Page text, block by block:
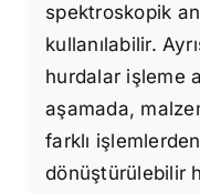
spektroskopik
kullanılabilir.
hurdalar işleme
aşamada,
farklı
dönüştürülebilir